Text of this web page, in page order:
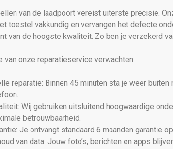
van de laadpoort vereist uiterste precisie.
toestel vakkundig en vervangen het defecte
van de hoogste kwaliteit. Zo ben je verzekerd
van onze reparatieservice verwachten:
reparatie: Binnen 45 minuten sta je weer buiten
Wij gebruiken uitsluitend hoogwaardige
betrouwbaarheid.
Je ontvangt standaard 6 maanden garantie
van data: Jouw foto’s, berichten en apps